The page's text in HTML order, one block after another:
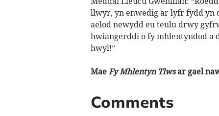
llwyr, yn enwedig ar lyfr fydd yn
aelod newydd eu teulu drwy
hwiangerddi o fy mhlentyndod a
hwyl!”
MaeFy Mhlentyn Tlwsar gael
Comments